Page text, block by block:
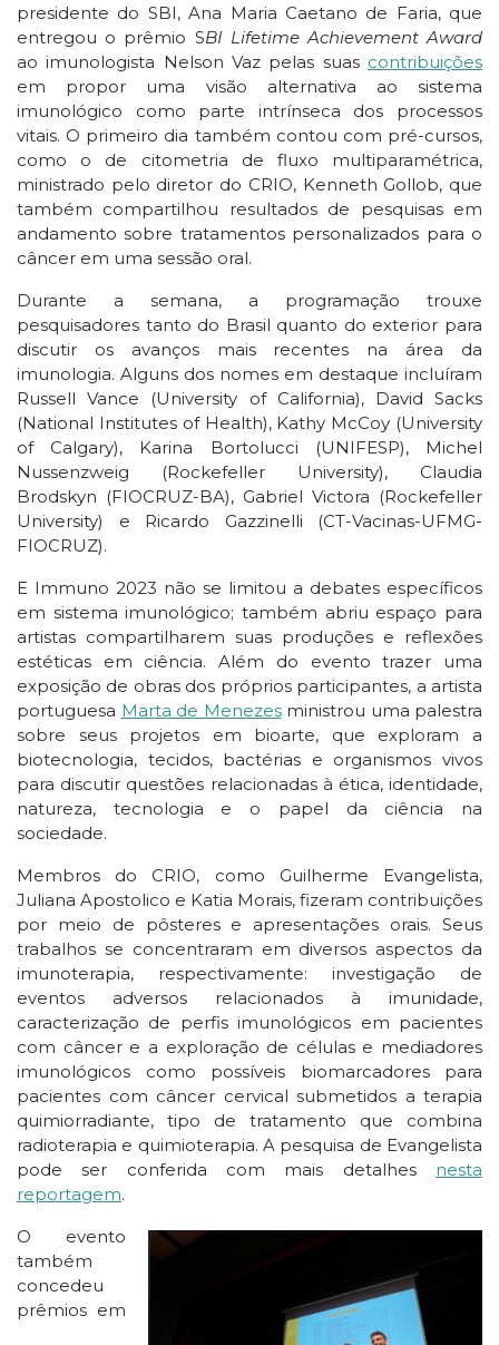
presidente do SBI, Ana Maria Caetano de Faria, que
entregou o prêmio SBI Lifetime Achievement Award
ao imunologista Nelson Vaz pelas suas contribuições
em propor uma visão alternativa ao sistema
imunológico como parte intrínseca dos processos
vitais. O primeiro dia também contou com pré-cursos,
como o de citometria de fluxo multiparamétrica,
ministrado pelo diretor do CRIO, Kenneth Gollob, que
também compartilhou resultados de pesquisas em
andamento sobre tratamentos personalizados para o
câncer em uma sessão oral.
Durante a semana, a programação trouxe
pesquisadores tanto do Brasil quanto do exterior para
discutir os avanços mais recentes na área da
imunologia. Alguns dos nomes em destaque incluíram
Russell Vance (University of California), David Sacks
(National Institutes of Health), Kathy McCoy (University
of Calgary), Karina Bortolucci (UNIFESP), Michel
Nussenzweig (Rockefeller University), Claudia
Brodskyn (FIOCRUZ-BA), Gabriel Victora (Rockefeller
University) e Ricardo Gazzinelli (CT-Vacinas-UFMG-
FIOCRUZ).
E Immuno 2023 não se limitou a debates específicos
em sistema imunológico; também abriu espaço para
artistas compartilharem suas produções e reflexões
estéticas em ciência. Além do evento trazer uma
exposição de obras dos próprios participantes, a artista
portuguesa Marta de Menezesministrou uma palestra
sobre seus projetos em bioarte, que exploram a
biotecnologia, tecidos, bactérias e organismos vivos
para discutir questões relacionadas à ética, identidade,
natureza, tecnologia e o papel da ciência na
sociedade.
Membros do CRIO, como Guilherme Evangelista,
Juliana Apostolico e Katia Morais, fizeram contribuições
por meio de pôsteres e apresentações orais. Seus
trabalhos se concentraram em diversos aspectos da
imunoterapia, respectivamente: investigação de
eventos adversos relacionados à imunidade,
caracterização de perfis imunológicos em pacientes
com câncer e a exploração de células e mediadores
imunológicos como possíveis biomarcadores para
pacientes com câncer cervical submetidos a terapia
quimiorradiante, tipo de tratamento que combina
radioterapia e quimioterapia. A pesquisa de Evangelista
pode ser conferida com mais detalhes nesta
reportagem.
O evento
também
concedeu
prêmios em